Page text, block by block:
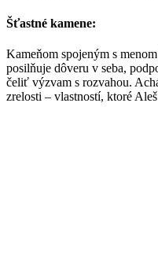
Šťastné kamene:
Kameňom spojeným s
posilňuje dôveru v seba,
čeliť výzvam s rozvahou.
zrelosti – vlastností, ktoré